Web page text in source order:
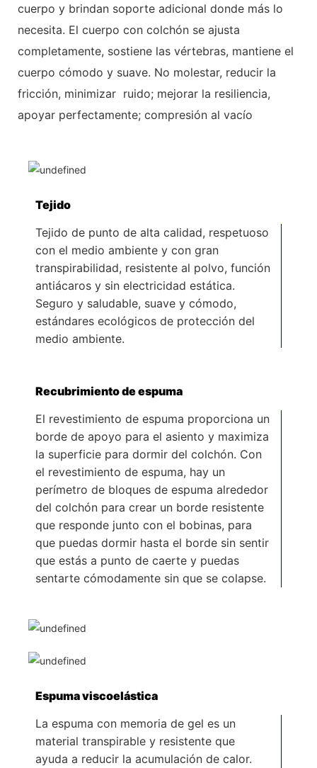
cuerpo y brindan soporte adicional donde más lo
necesita. El cuerpo con colchón se ajusta
completamente, sostiene las vértebras, mantiene el
cuerpo cómodo y suave. No molestar, reducir la
fricción, minimizar ruido; mejorar la resiliencia,
apoyar perfectamente; compresión al vacío
Tejido
Tejido de punto de alta calidad, respetuoso
con el medio ambiente y con gran
transpirabilidad, resistente al polvo, función
antiácaros y sin electricidad estática.
Seguro y saludable, suave y cómodo,
estándares ecológicos de protección del
medio ambiente.
Recubrimiento de espuma
El revestimiento de espuma proporciona un
borde de apoyo para el asiento y maximiza
la superficie para dormir del colchón. Con
el revestimiento de espuma, hay un
perímetro de bloques de espuma alrededor
del colchón para crear un borde resistente
que responde junto con el bobinas, para
que puedas dormir hasta el borde sin sentir
que estás a punto de caerte y puedas
sentarte cómodamente sin que se colapse.
Espuma viscoelástica
La espuma con memoria de gel es un
material transpirable y resistente que
ayuda a reducir la acumulación de calor.